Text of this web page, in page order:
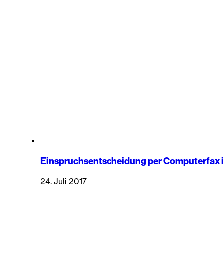
Einspruchsentscheidung per Computerfax
24. Juli 2017